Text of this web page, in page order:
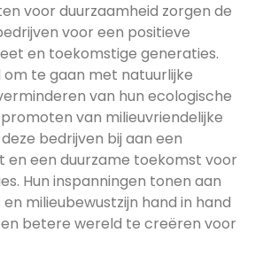
voor duurzaamheid zorgen de
voor een positieve
en toekomstige generaties.
te gaan met natuurlijke
van hun ecologische
van milieuvriendelijke
bedrijven bij aan een
en een duurzame toekomst voor
Hun inspanningen tonen aan
milieubewustzijn hand in hand
betere wereld te creëren voor